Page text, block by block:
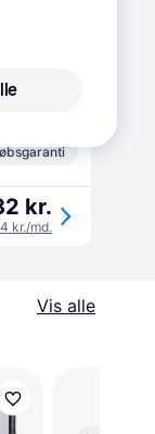
kr.
kr.
kr./md.
Vis alle